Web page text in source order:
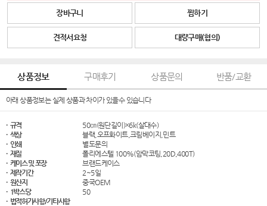
장바구니 찜하기
견적서요청 대량구매(협의)
상품정보 구매후기 상품문의 반품/교환
아래 상품정보는 실제 상품과 차이가 있을수 있습니다
· 규격
50㎝(원단길이)×6k(살대수)
· 색상
블랙,오프화이트,크림베이지,민트
· 인쇄
별도문의
· 재질
폴리에스텔 100%(암막코팅,20D,400T)
· 케이스 및 포장
브랜드케이스
· 제작기간
2~5일
· 원산지
중국OEM
· 1박스당
50
· 법적허가사항/기타사항